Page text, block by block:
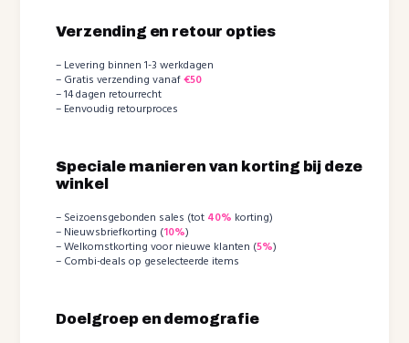
Verzending en retour opties
– Levering binnen 1-3 werkdagen
– Gratis verzending vanaf€50
– 14 dagen retourrecht
– Eenvoudig retourproces
Speciale manieren van korting bij deze
winkel
– Seizoensgebonden sales (tot 40% korting)
– Nieuwsbriefkorting (10%)
– Welkomstkorting voor nieuwe klanten (5%)
– Combi-deals op geselecteerde items
Doelgroep en demografie